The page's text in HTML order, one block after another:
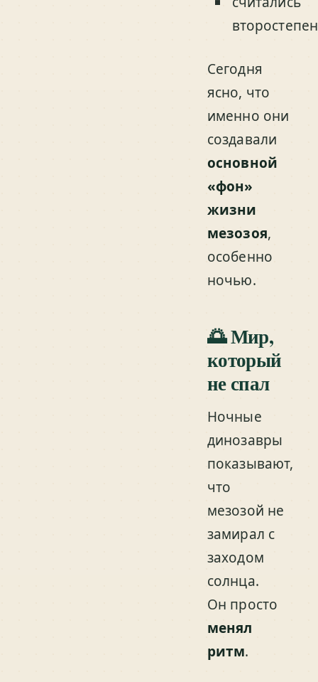
Сегодня
ясно, что
именно они
создавали
основной
«фон»
жизни
мезозоя,
особенно
ночью.
🌅 Мир,
который
не спал
Ночные
динозавры
показывают,
что
мезозой не
замирал с
заходом
солнца.
Он просто
менял
ритм.